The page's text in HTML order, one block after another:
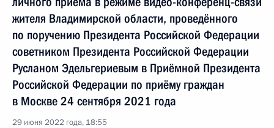
жителя Владимирской области, проведённого
по поручению Президента Российской Федерации
советником Президента Российской Федерации
Русланом Эдельгериевым в Приёмной Президента
Российской Федерации по приёму граждан
в Москве 24 сентября 2021 года
29 июня 2022 года, 18:55